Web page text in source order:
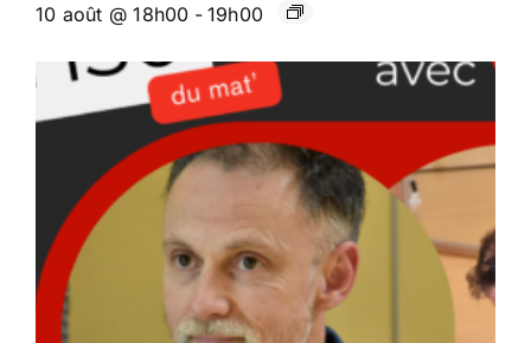
10 août @ 18h00 - 19h00